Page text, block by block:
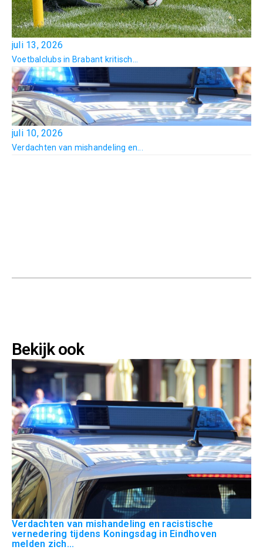
juli 13, 2026
Voetbalclubs in Brabant kritisch...
juli 10, 2026
Verdachten van mishandeling en...
Bekijk ook
Verdachten van mishandeling en racistische
vernedering tijdens Koningsdag in Eindhoven
melden zich...